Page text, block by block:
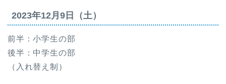
2023年12月9日（土）
前半：小学生の部
後半：中学生の部
（入れ替え制）